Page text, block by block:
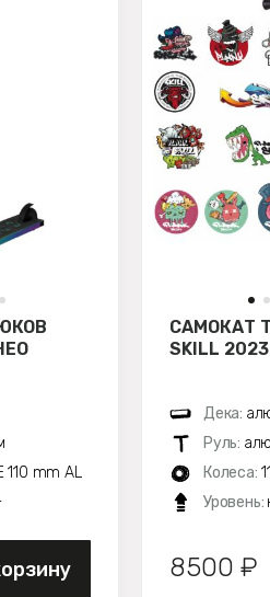
110 mm AL
САМОКАТ
SKILL
Дека:
Руль:
Колеса:
Уровень:
8500 ₽